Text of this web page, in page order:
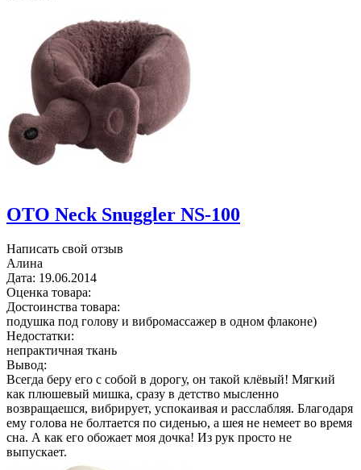
OTO Neck Snuggler NS-100
Написать свой отзыв
Алина
Дата: 19.06.2014
Оценка товара:
Достоинства товара:
подушка под голову и вибромассажер в одном флаконе)
Недостатки:
непрактичная ткань
Вывод:
Всегда беру его с собой в дорогу, он такой клёвый! Мягкий
как плюшевый мишка, сразу в детство мысленно
возвращаешся, вибрирует, успокаивая и расслабляя. Благодаря
ему голова не болтается по сиденью, а шея не немеет во время
сна. А как его обожает моя дочка! Из рук просто не
выпускает.